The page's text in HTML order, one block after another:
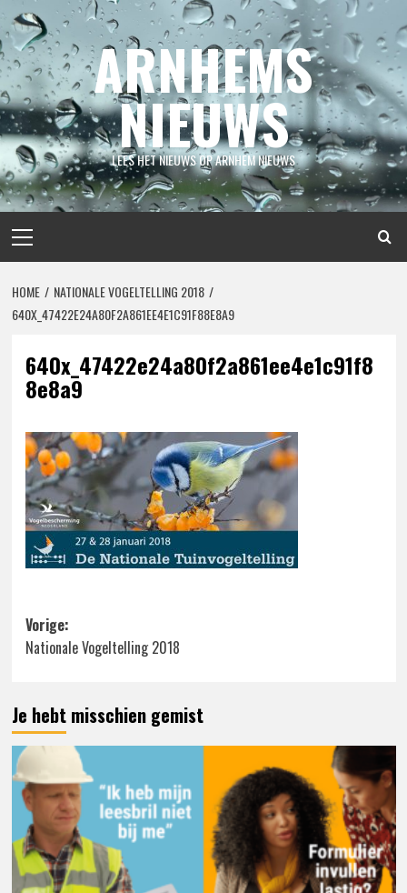
Spring
naar
inhoud
ARNHEMS
NIEUWS
LEES HET NIEUWS OP ARNHEM NIEUWS
menu
HOME
NATIONALE VOGELTELLING 2018
640X_47422E24A80F2A861EE4E1C91F88E8A9
640x_47422e24a80f2a861ee4e1c91f8
8e8a9
Bericht
navigatie
Vorige:
Nationale Vogeltelling 2018
Je hebt misschien gemist